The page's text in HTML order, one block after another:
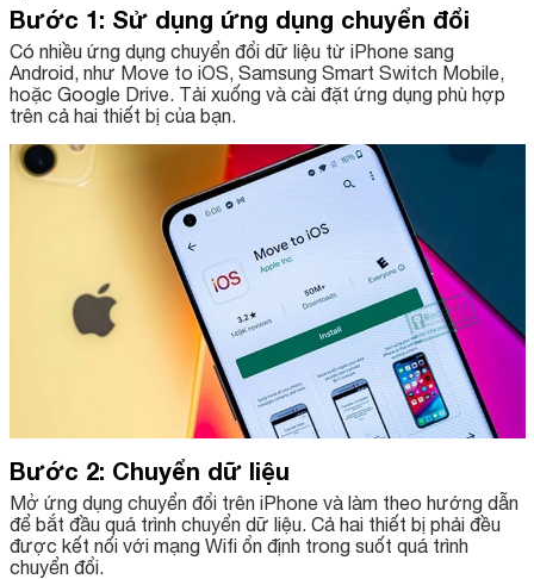
Bước 1: Sử dụng ứng dụng chuyển đổi
Có nhiều ứng dụng chuyển đổi dữ liệu từ iPhone sang
Android, như Move to iOS, Samsung Smart Switch Mobile,
hoặc Google Drive. Tải xuống và cài đặt ứng dụng phù hợp
trên cả hai thiết bị của bạn.
Bước 2: Chuyển dữ liệu
Mở ứng dụng chuyển đổi trên iPhone và làm theo hướng dẫn
để bắt đầu quá trình chuyển dữ liệu. Cả hai thiết bị phải đều
được kết nối với mạng Wifi ổn định trong suốt quá trình
chuyển đổi.